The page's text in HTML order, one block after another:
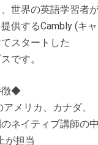
世界の英語学習者
供するCambly (キャ
スタートした
です。
徴◆
メリカ、カナダ、
ネイティブ講師の
が担当